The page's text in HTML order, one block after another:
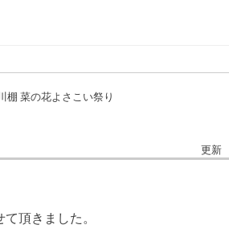
棚 菜の花よさこい祭り
更新
頂きました。